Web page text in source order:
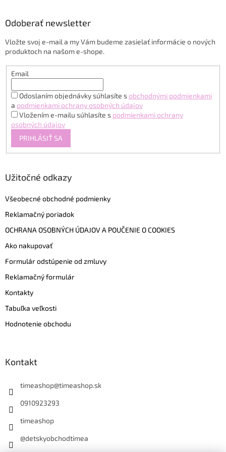
Odoberať newsletter
Vložte svoj e-mail a my Vám budeme zasielať informácie o nových
produktoch na našom e-shope.
Email
Odoslaním objednávky súhlasíte s obchodnými podmienkami
a podmienkami ochrany osobných údajov
Vložením e-mailu súhlasíte s podmienkami ochrany
osobných údajov
PRIHLÁSIŤ SA
Užitočné odkazy
Všeobecné obchodné podmienky
Reklamačný poriadok
OCHRANA OSOBNÝCH ÚDAJOV A POUČENIE O COOKIES
Ako nakupovať
Formulár odstúpenie od zmluvy
Reklamačný formulár
Kontakty
Tabuľka veľkosti
Hodnotenie obchodu
Kontakt
timeashop@timeashop.sk
0910923293
timeashop
@detskyobchodtimea